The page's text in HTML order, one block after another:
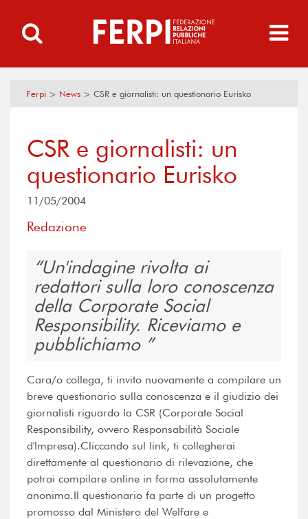
Ferpi > News > CSR e giornalisti: un questionario Eurisko
CSR e giornalisti: un
questionario Eurisko
11/05/2004
Redazione
Un'indagine rivolta ai
redattori sulla loro conoscenza
della Corporate Social
Responsibility. Riceviamo e
pubblichiamo
Cara/o collega, ti invito nuovamente a compilare un
breve questionario sulla conoscenza e il giudizio dei
giornalisti riguardo la CSR (Corporate Social
Responsibility, ovvero Responsabilità Sociale
d'Impresa).Cliccando sul link, ti collegherai
direttamente al questionario di rilevazione, che
potrai compilare online in forma assolutamente
anonima.Il questionario fa parte di un progetto
promosso dal Ministero del Welfare e